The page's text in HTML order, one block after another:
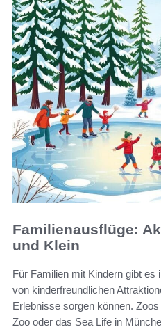
Familienausflüge:
und Klein
Für Familien mit Kindern gibt es
von kinderfreundlichen
Erlebnisse sorgen können.
Zoo oder das Sea Life in